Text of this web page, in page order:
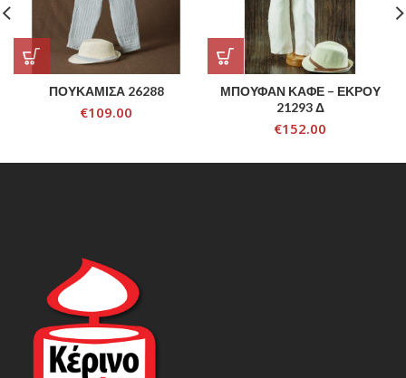
ΠΟΥΚΑΜΙΣΑ 26288
€109.00
ΜΠΟΥΦΑΝ ΚΑΦΕ – ΕΚΡΟΥ
21293 Δ
€152.00